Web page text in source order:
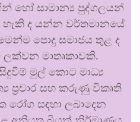
හෝ සාමාන්‍ය පුද්ගලයන්
ද යන්න වර්තමානයේ
පොදු සමාජය තුළ ද
මාතෘකාවකි.
මුල් කොට මාධ්‍ය
ප්‍රචාර සහ කරුණු විකෘති
සඳහා ලබාදෙන